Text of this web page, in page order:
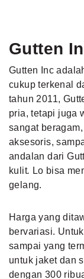
Gutten
Gutten Inc
cukup terkenal
tahun 2011,
pria, tetapi juga
sangat
aksesoris,
andalan dari
kulit. Lo bisa
gelang.
Harga yang
bervariasi.
sampai yang
untuk jaket dan
dengan 300